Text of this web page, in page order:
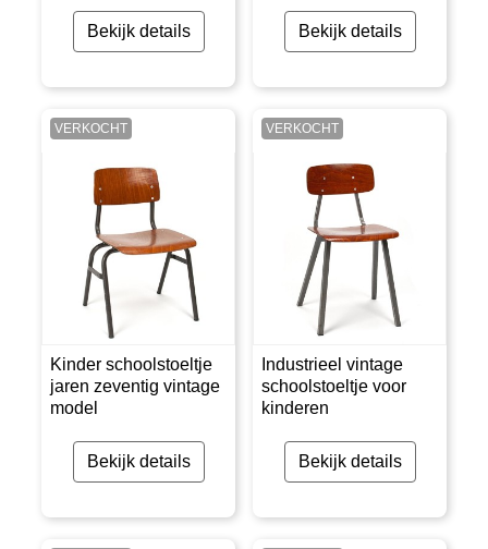
Bekijk details Bekijk details
VERKOCHT
Kinder schoolstoeltje
jaren zeventig vintage
model
Bekijk details
VERKOCHT
Industrieel vintage
schoolstoeltje voor
kinderen
Bekijk details